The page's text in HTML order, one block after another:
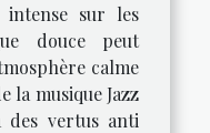
intense sur les
douce peut
calme
la musique Jazz
des vertus anti